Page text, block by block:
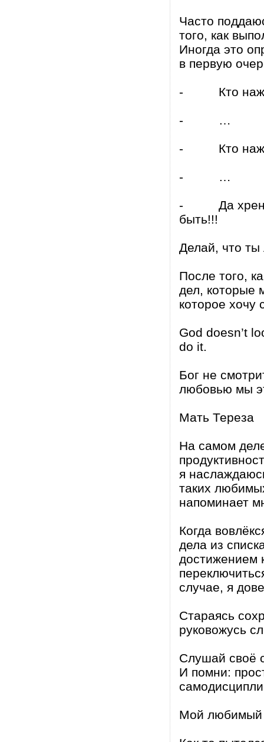
Часто
того, как
Иногда это
в первую
- Кто нажал
- …
- Кто нажал
- …
- Да хрен с
быть!!!
Делай, что
После того,
дел, которые
которое хочу
God doesn’t
do it.
Бог не
любовью мы
Мать Тереза
На самом
я
таких
напоминает
Когда
дела из
достижением
случае, я
Стараясь
руковожусь
Слушай своё
И помни:
Мой любимый